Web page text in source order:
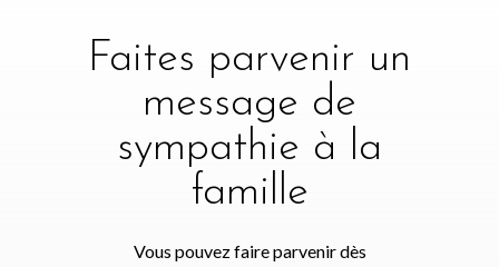
Faites parvenir un
message de
sympathie à la
famille
Vous pouvez faire parvenir dès